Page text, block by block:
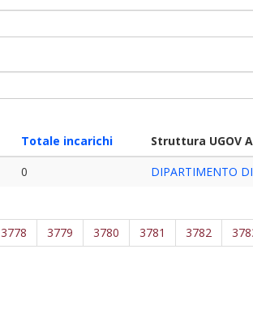
Totale incarichi
Struttura UGOV
0 DIPARTIMENTO
3778 3779 3780 3781 3782